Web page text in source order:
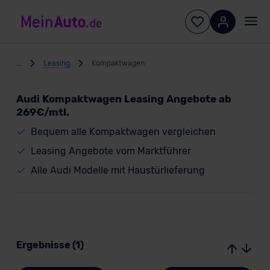
Leasing Kompaktwagen
Audi Kompaktwagen Leasing Angebote ab
269€/mtl.
Bequem alle Kompaktwagen vergleichen
Leasing Angebote vom Marktführer
Alle Audi Modelle mit Haustürlieferung
Ergebnisse (1)